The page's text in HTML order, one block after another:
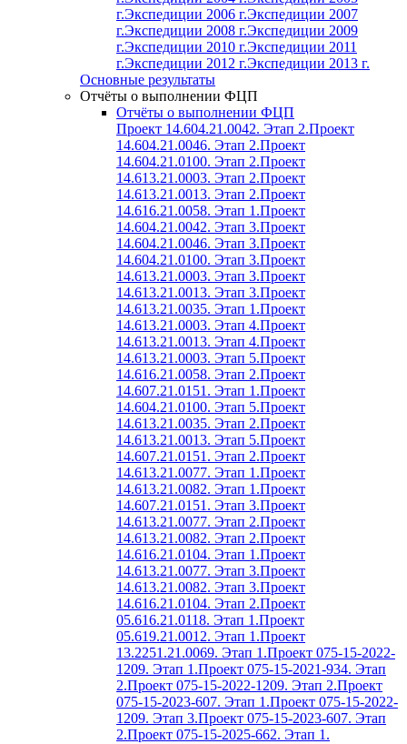
г.Экспедиции 2006 г.Экспедиции 2007
г.Экспедиции 2008 г.Экспедиции 2009
г.Экспедиции 2010 г.Экспедиции 2011
г.Экспедиции 2012 г.Экспедиции 2013 г.
Основные результаты
Отчёты о выполнении ФЦП
Отчёты о выполнении ФЦП
Проект 14.604.21.0042. Этап 2.Проект
14.604.21.0046. Этап 2.Проект
14.604.21.0100. Этап 2.Проект
14.613.21.0003. Этап 2.Проект
14.613.21.0013. Этап 2.Проект
14.616.21.0058. Этап 1.Проект
14.604.21.0042. Этап 3.Проект
14.604.21.0046. Этап 3.Проект
14.604.21.0100. Этап 3.Проект
14.613.21.0003. Этап 3.Проект
14.613.21.0013. Этап 3.Проект
14.613.21.0035. Этап 1.Проект
14.613.21.0003. Этап 4.Проект
14.613.21.0013. Этап 4.Проект
14.613.21.0003. Этап 5.Проект
14.616.21.0058. Этап 2.Проект
14.607.21.0151. Этап 1.Проект
14.604.21.0100. Этап 5.Проект
14.613.21.0035. Этап 2.Проект
14.613.21.0013. Этап 5.Проект
14.607.21.0151. Этап 2.Проект
14.613.21.0077. Этап 1.Проект
14.613.21.0082. Этап 1.Проект
14.607.21.0151. Этап 3.Проект
14.613.21.0077. Этап 2.Проект
14.613.21.0082. Этап 2.Проект
14.616.21.0104. Этап 1.Проект
14.613.21.0077. Этап 3.Проект
14.613.21.0082. Этап 3.Проект
14.616.21.0104. Этап 2.Проект
05.616.21.0118. Этап 1.Проект
05.619.21.0012. Этап 1.Проект
13.2251.21.0069. Этап 1.Проект 075-15-2022-
1209. Этап 1.Проект 075-15-2021-934. Этап
2.Проект 075-15-2022-1209. Этап 2.Проект
075-15-2023-607. Этап 1.Проект 075-15-2022-
1209. Этап 3.Проект 075-15-2023-607. Этап
2.Проект 075-15-2025-662. Этап 1.